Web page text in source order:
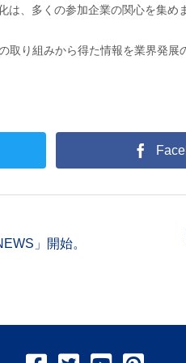
、多くの参加企業の関心を集め
取り組みから得た情報を業界発展
」開始。